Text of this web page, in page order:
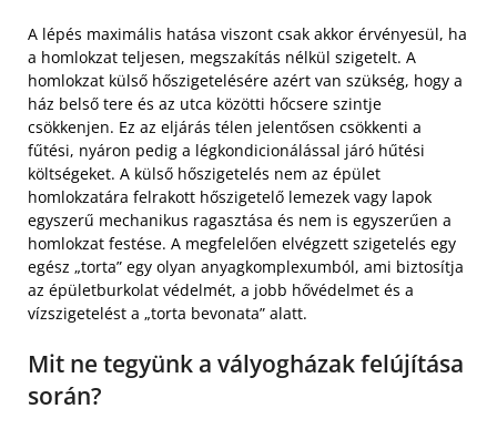
A lépés maximális hatása viszont csak akkor érvényesül, ha
a homlokzat teljesen, megszakítás nélkül szigetelt. A
homlokzat külső hőszigetelésére azért van szükség, hogy a
ház belső tere és az utca közötti hőcsere szintje
csökkenjen. Ez az eljárás télen jelentősen csökkenti a
fűtési, nyáron pedig a légkondicionálással járó hűtési
költségeket. A külső hőszigetelés nem az épület
homlokzatára felrakott hőszigetelő lemezek vagy lapok
egyszerű mechanikus ragasztása és nem is egyszerűen a
homlokzat festése. A megfelelően elvégzett szigetelés egy
egész „torta” egy olyan anyagkomplexumból, ami biztosítja
az épületburkolat védelmét, a jobb hővédelmet és a
vízszigetelést a „torta bevonata” alatt.
Mit ne tegyünk a vályogházak felújítása
során?